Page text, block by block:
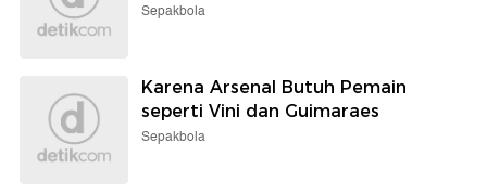
Sepakbola
Karena Arsenal Butuh Pemain
seperti Vini dan Guimaraes
Sepakbola